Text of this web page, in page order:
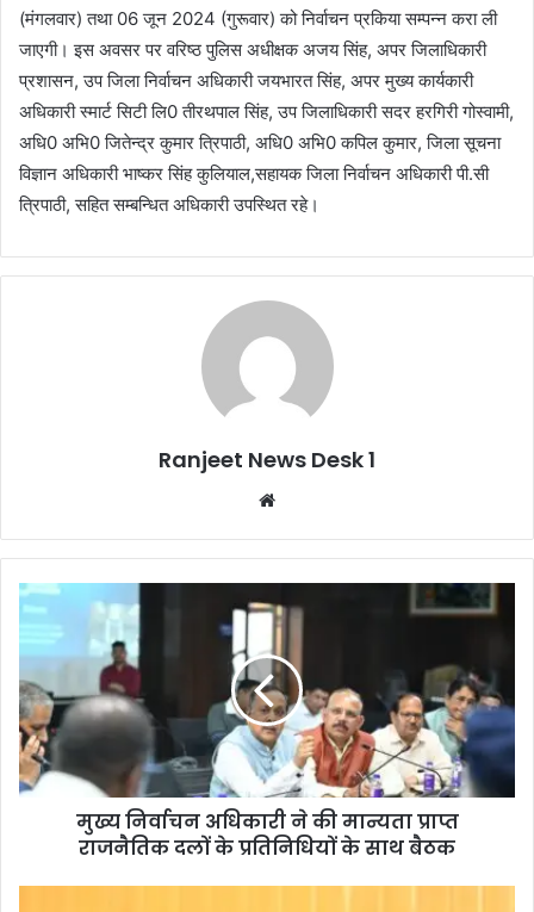
(मंगलवार) तथा 06 जून 2024 (गुरूवार) को निर्वाचन प्रकिया सम्पन्न करा ली
जाएगी। इस अवसर पर वरिष्ठ पुलिस अधीक्षक अजय सिंह, अपर जिलाधिकारी
प्रशासन, उप जिला निर्वाचन अधिकारी जयभारत सिंह, अपर मुख्य कार्यकारी
अधिकारी स्मार्ट सिटी लि0 तीरथपाल सिंह, उप जिलाधिकारी सदर हरगिरी गोस्वामी,
अधि0 अभि0 जितेन्द्र कुमार त्रिपाठी, अधि0 अभि0 कपिल कुमार, जिला सूचना
विज्ञान अधिकारी भाष्कर सिंह कुलियाल,सहायक जिला निर्वाचन अधिकारी पी.सी
त्रिपाठी, सहित सम्बन्धित अधिकारी उपस्थित रहे।
Ranjeet News Desk 1
te
मुख्य निर्वाचन अधिकारी ने की मान्यता प्राप्त
राजनैतिक दलों के प्रतिनिधियों के साथ बैठक